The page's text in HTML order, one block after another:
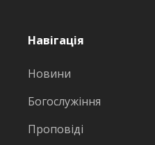
Навігація
Новини
Богослужіння
Проповіді